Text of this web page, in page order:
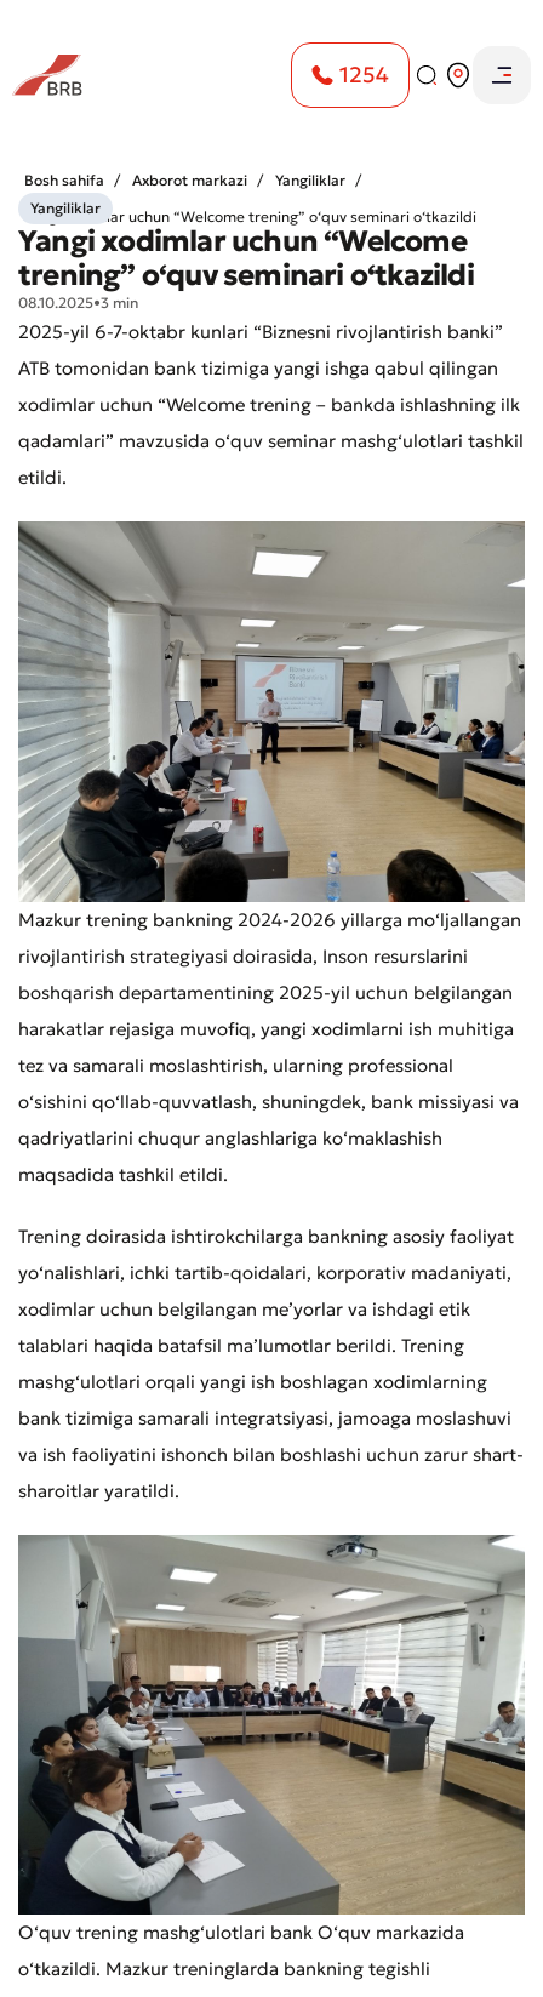
1254
Bosh sahifa Axborot markazi
Yangiliklar
Yangi xodimlar uchun “Welcome trening” o‘quv seminari o‘tkazildi
Yangiliklar
Yangi xodimlar uchun “Welcome
trening” o‘quv seminari o‘tkazildi
08.10.2025•3 min
2025-yil 6-7-oktabr kunlari “Biznesni rivojlantirish banki”
ATB tomonidan bank tizimiga yangi ishga qabul qilingan
xodimlar uchun “Welcome trening – bankda ishlashning ilk
qadamlari” mavzusida o‘quv seminar mashg‘ulotlari tashkil
etildi.
Mazkur trening bankning 2024-2026 yillarga mo‘ljallangan
rivojlantirish strategiyasi doirasida, Inson resurslarini
boshqarish departamentining 2025-yil uchun belgilangan
harakatlar rejasiga muvofiq, yangi xodimlarni ish muhitiga
tez va samarali moslashtirish, ularning professional
o‘sishini qo‘llab-quvvatlash, shuningdek, bank missiyasi va
qadriyatlarini chuqur anglashlariga ko‘maklashish
maqsadida tashkil etildi.
Trening doirasida ishtirokchilarga bankning asosiy faoliyat
yo‘nalishlari, ichki tartib-qoidalari, korporativ madaniyati,
xodimlar uchun belgilangan me’yorlar va ishdagi etik
talablari haqida batafsil ma’lumotlar berildi. Trening
mashg‘ulotlari orqali yangi ish boshlagan xodimlarning
bank tizimiga samarali integratsiyasi, jamoaga moslashuvi
va ish faoliyatini ishonch bilan boshlashi uchun zarur shart-
sharoitlar yaratildi.
O‘quv trening mashg‘ulotlari bank O‘quv markazida
o‘tkazildi. Mazkur treninglarda bankning tegishli